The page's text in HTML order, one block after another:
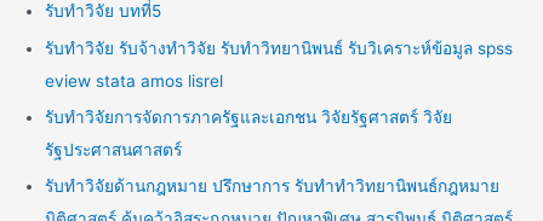
รับทำวิจัย บทที่5
รับทำวิจัย รับจ้างทำวิจัย รับทำวิทยานิพนธ์ รับวิเคราะห์ข้อมูล spss
eview stata amos lisrel
รับทำวิจัยการจัดการภาครัฐและเอกชน วิจัยรัฐศาสตร์ วิจัย
รัฐประศาสนศาสตร์
รับทำวิจัยด้านกฎหมาย ปรึกษาการ รับทำทำวิทยานิพนธ์กฎหมาย